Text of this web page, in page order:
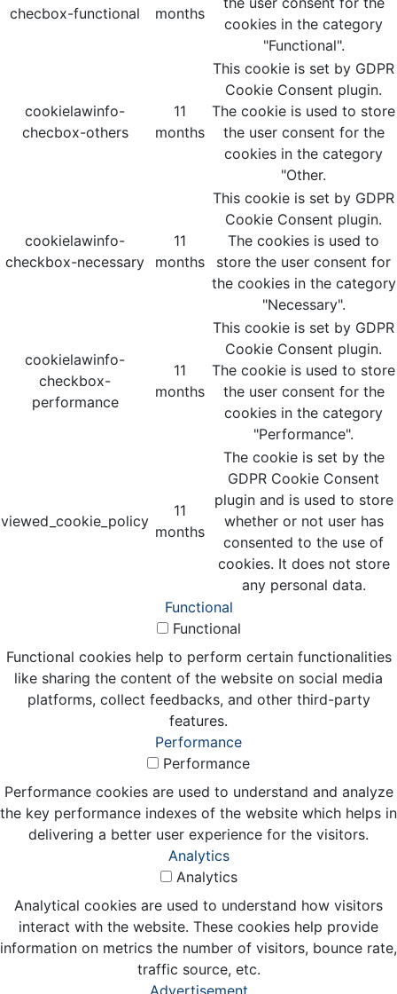
checbox-functional
months
cookies in the category
"Functional".
cookielawinfo-
checbox-others
11
months
This cookie is set by GDPR
Cookie Consent plugin.
The cookie is used to store
the user consent for the
cookies in the category
"Other.
cookielawinfo-
checkbox-necessary
11
months
This cookie is set by GDPR
Cookie Consent plugin.
The cookies is used to
store the user consent for
the cookies in the category
"Necessary".
cookielawinfo-
checkbox-
performance
11
months
This cookie is set by GDPR
Cookie Consent plugin.
The cookie is used to store
the user consent for the
cookies in the category
"Performance".
viewed_cookie_policy
11
months
The cookie is set by the
GDPR Cookie Consent
plugin and is used to store
whether or not user has
consented to the use of
cookies. It does not store
any personal data.
Functional
Functional
Functional cookies help to perform certain functionalities
like sharing the content of the website on social media
platforms, collect feedbacks, and other third-party
features.
Performance
Performance
Performance cookies are used to understand and analyze
the key performance indexes of the website which helps in
delivering a better user experience for the visitors.
Analytics
Analytics
Analytical cookies are used to understand how visitors
interact with the website. These cookies help provide
information on metrics the number of visitors, bounce rate,
traffic source, etc.